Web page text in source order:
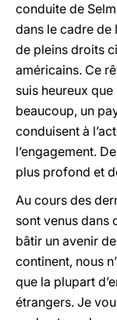
conduite de
dans le cadre de
de pleins droits
américains. Ce
suis heureux que
beaucoup, un
conduisent à
l’engagement.
plus profond et
Au cours des
sont venus dans
bâtir un avenir
continent, nous
que la plupart
étrangers. Je